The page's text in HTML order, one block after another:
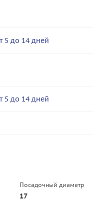
5 до 14 дней
5 до 14 дней
Посадочный диаметр
17